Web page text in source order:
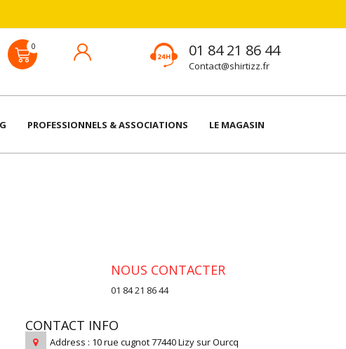
01 84 21 86 44
Contact@shirtizz.fr
PROFESSIONNELS & ASSOCIATIONS LE MAGASIN
NOUS CONTACTER
01 84 21 86 44
CONTACT INFO
Address : 10 rue cugnot 77440 Lizy sur Ourcq